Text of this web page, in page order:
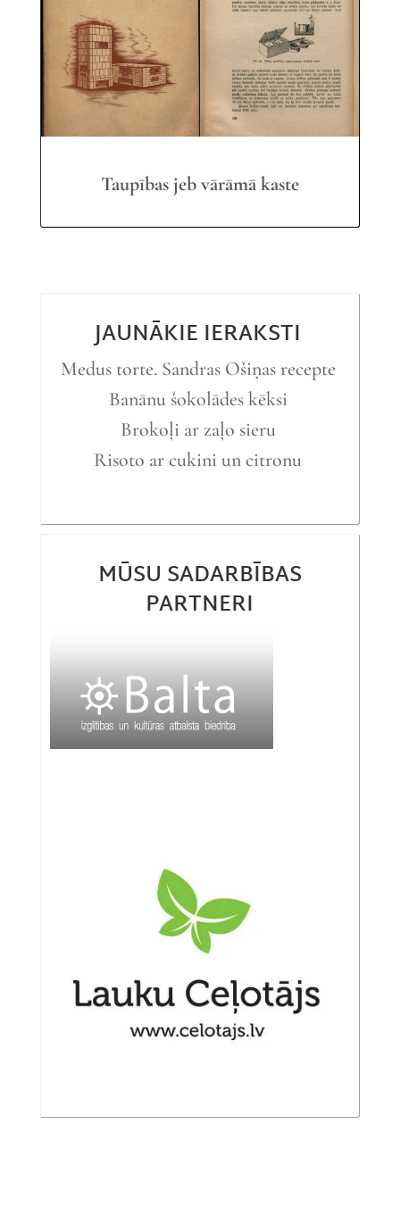
Taupības jeb vārāmā kaste
JAUNĀKIE IERAKSTI
Medus torte. Sandras Ošiņas recepte
Banānu šokolādes kēksi
Brokoļi ar zaļo sieru
Risoto ar cukini un citronu
MŪSU SADARBĪBAS
PARTNERI